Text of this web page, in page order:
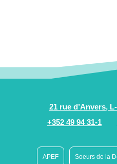
21 rue d’Anvers,
+352 49 94 31-1
APEF Soeurs de la